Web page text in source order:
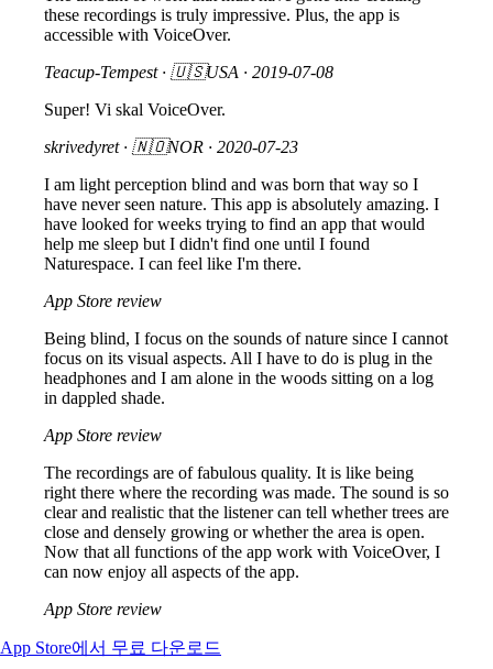
these recordings is truly impressive. Plus, the app is
accessible with VoiceOver.
Teacup-Tempest · 🇺🇸USA · 2019-07-08
Super! Vi skal VoiceOver.
skrivedyret · 🇳🇴NOR · 2020-07-23
I am light perception blind and was born that way so I
have never seen nature. This app is absolutely amazing. I
have looked for weeks trying to find an app that would
help me sleep but I didn't find one until I found
Naturespace. I can feel like I'm there.
App Store review
Being blind, I focus on the sounds of nature since I cannot
focus on its visual aspects. All I have to do is plug in the
headphones and I am alone in the woods sitting on a log
in dappled shade.
App Store review
The recordings are of fabulous quality. It is like being
right there where the recording was made. The sound is so
clear and realistic that the listener can tell whether trees are
close and densely growing or whether the area is open.
Now that all functions of the app work with VoiceOver, I
can now enjoy all aspects of the app.
App Store review
App Store에서 무료 다운로드